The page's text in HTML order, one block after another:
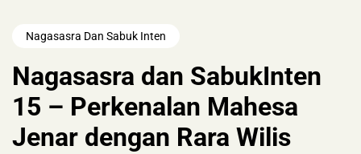
Nagasasra Dan Sabuk Inten
Nagasasra dan SabukInten
15 – Perkenalan Mahesa
Jenar dengan Rara Wilis